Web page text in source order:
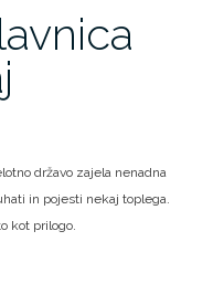
državo zajela nenadna
in pojesti nekaj toplega.
kot prilogo.